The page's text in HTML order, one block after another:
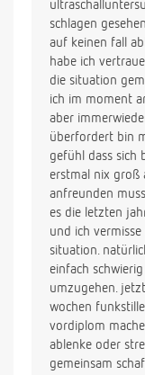
schlagen
auf keinen fall
habe ich
die situation
ich im moment
aber
überfordert bin
gefühl dass sich
erstmal nix groß
anfreunden
es die letzten
und ich
situation.
einfach
umzugehen.
wochen
vordiplom
ablenke oder
gemeinsam